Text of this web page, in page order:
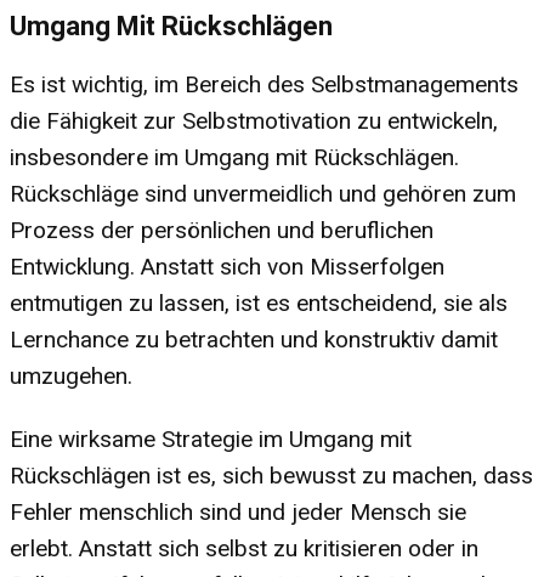
Umgang Mit Rückschlägen
Es ist wichtig, im Bereich des Selbstmanagements
die Fähigkeit zur Selbstmotivation zu entwickeln,
insbesondere im Umgang mit Rückschlägen.
Rückschläge sind unvermeidlich und gehören zum
Prozess der persönlichen und beruflichen
Entwicklung. Anstatt sich von Misserfolgen
entmutigen zu lassen, ist es entscheidend, sie als
Lernchance zu betrachten und konstruktiv damit
umzugehen.
Eine wirksame Strategie im Umgang mit
Rückschlägen ist es, sich bewusst zu machen, dass
Fehler menschlich sind und jeder Mensch sie
erlebt. Anstatt sich selbst zu kritisieren oder in